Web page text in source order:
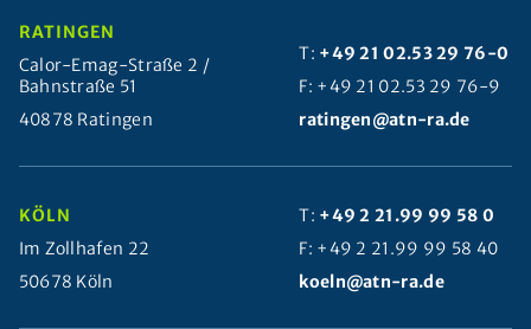
RATINGEN
Calor-Emag-Straße 2 /
Bahnstraße 51
40878 Ratingen
T: +49 21 02.53 29 76-0
F: +49 21 02.53 29 76-9
ratingen@atn-ra.de
KÖLN
Im Zollhafen 22
50678 Köln
T: +49 2 21.99 99 58 0
F: +49 2 21.99 99 58 40
koeln@atn-ra.de